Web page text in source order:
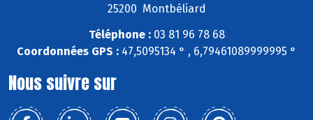
25200 Montbéliard
Téléphone :03 81 96 78 68
Coordonnées GPS : 47,5095134 ° , 6,79461089999995 °
Nous suivre sur